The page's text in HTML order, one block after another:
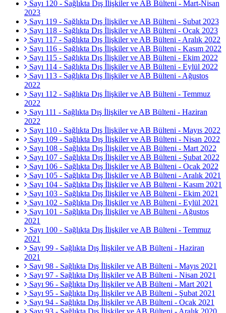
Sayı 120 - Sağlıkta Dış İlişkiler ve AB Bülteni - Mart-Nisan
2023
Sayı 119 - Sağlıkta Dış İlişkiler ve AB Bülteni - Şubat 2023
Sayı 118 - Sağlıkta Dış İlişkiler ve AB Bülteni - Ocak 2023
Sayı 117 - Sağlıkta Dış İlişkiler ve AB Bülteni - Aralık 2022
Sayı 116 - Sağlıkta Dış İlişkiler ve AB Bülteni - Kasım 2022
Sayı 115 - Sağlıkta Dış İlişkiler ve AB Bülteni - Ekim 2022
Sayı 114 - Sağlıkta Dış İlişkiler ve AB Bülteni - Eylül 2022
Sayı 113 - Sağlıkta Dış İlişkiler ve AB Bülteni - Ağustos
2022
Sayı 112 - Sağlıkta Dış İlişkiler ve AB Bülteni - Temmuz
2022
Sayı 111 - Sağlıkta Dış İlişkiler ve AB Bülteni - Haziran
2022
Sayı 110 - Sağlıkta Dış İlişkiler ve AB Bülteni - Mayıs 2022
Sayı 109 - Sağlıkta Dış İlişkiler ve AB Bülteni - Nisan 2022
Sayı 108 - Sağlıkta Dış İlişkiler ve AB Bülteni - Mart 2022
Sayı 107 - Sağlıkta Dış İlişkiler ve AB Bülteni - Şubat 2022
Sayı 106 - Sağlıkta Dış İlişkiler ve AB Bülteni - Ocak 2022
Sayı 105 - Sağlıkta Dış İlişkiler ve AB Bülteni - Aralık 2021
Sayı 104 - Sağlıkta Dış İlişkiler ve AB Bülteni - Kasım 2021
Sayı 103 - Sağlıkta Dış İlişkiler ve AB Bülteni - Ekim 2021
Sayı 102 - Sağlıkta Dış İlişkiler ve AB Bülteni - Eylül 2021
Sayı 101 - Sağlıkta Dış İlişkiler ve AB Bülteni - Ağustos
2021
Sayı 100 - Sağlıkta Dış İlişkiler ve AB Bülteni - Temmuz
2021
Sayı 99 - Sağlıkta Dış İlişkiler ve AB Bülteni - Haziran
2021
Sayı 98 - Sağlıkta Dış İlişkiler ve AB Bülteni - Mayıs 2021
Sayı 97 - Sağlıkta Dış İlişkiler ve AB Bülteni - Nisan 2021
Sayı 96 - Sağlıkta Dış İlişkiler ve AB Bülteni - Mart 2021
Sayı 95 - Sağlıkta Dış İlişkiler ve AB Bülteni - Şubat 2021
Sayı 94 - Sağlıkta Dış İlişkiler ve AB Bülteni - Ocak 2021
Sayı 93 - Sağlıkta Dış İlişkiler ve AB Bülteni - Aralık 2020